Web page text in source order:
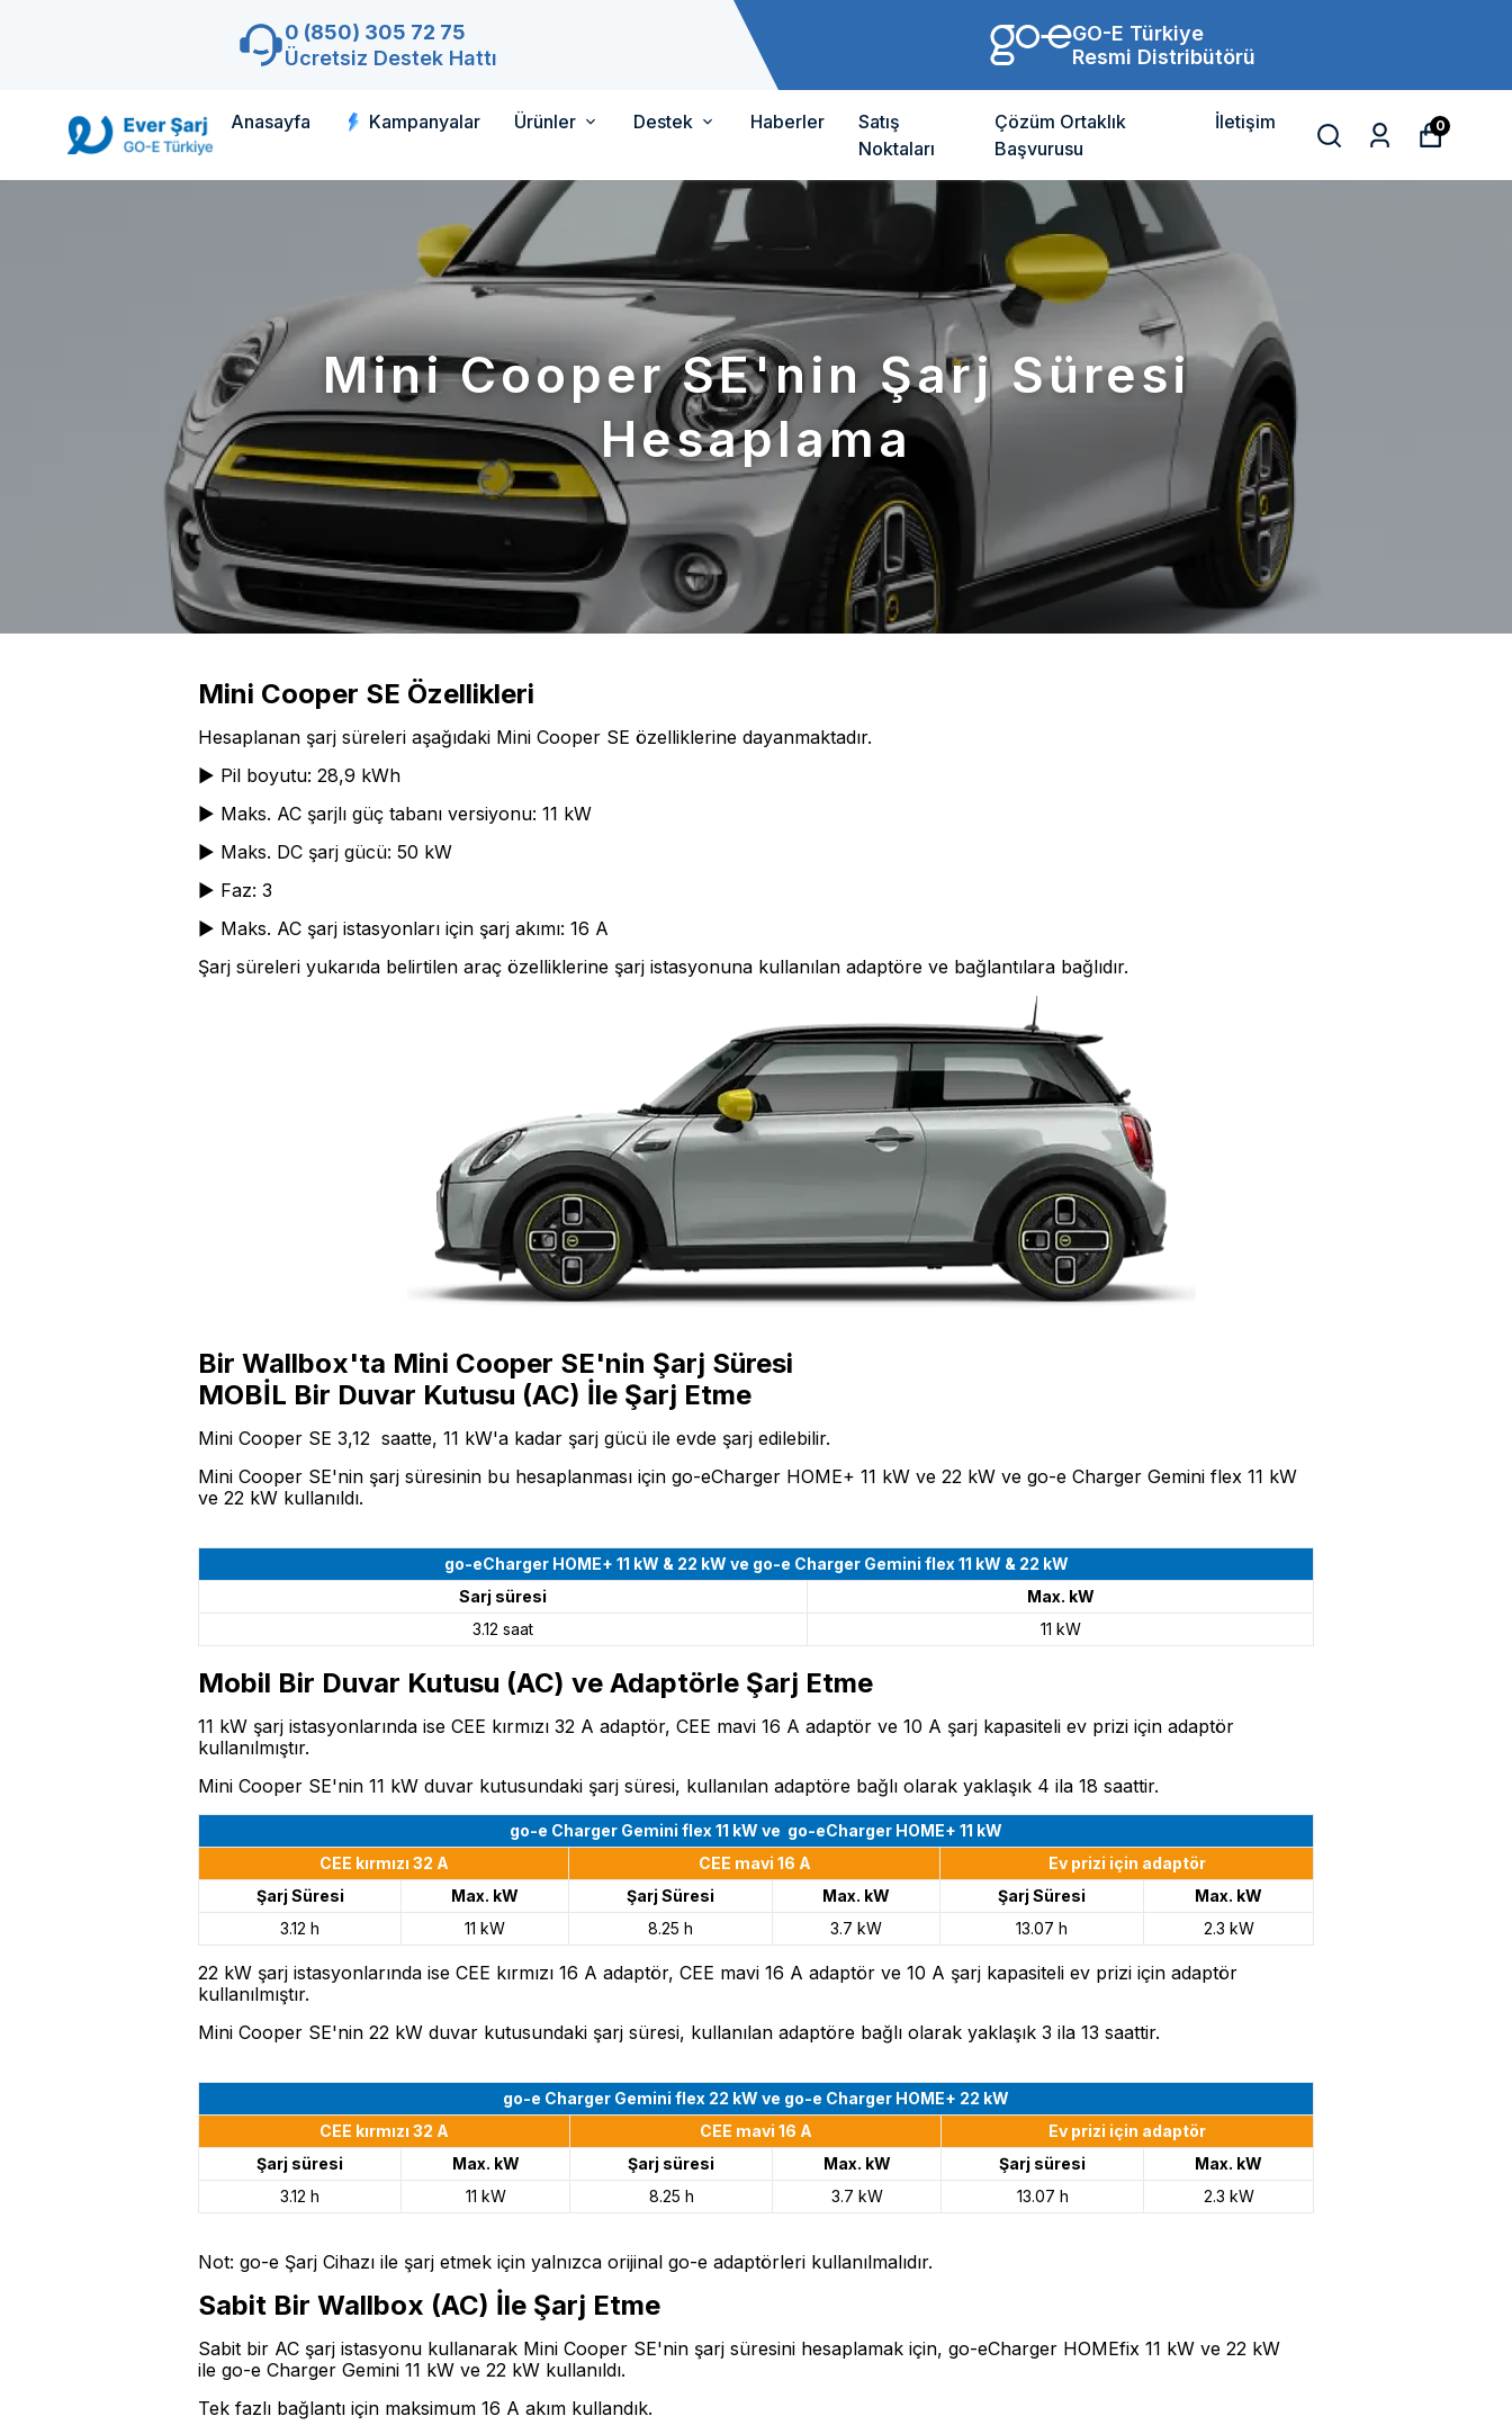
0 (850) 305 72 75
Ücretsiz Destek Hattı
GO-E Türkiye
Resmi Distribütörü
Anasayfa Kampanyalar Ürünler Destek Haberler
Satış
Noktaları
Çözüm Ortaklık
Başvurusu
İletişim 0
Mini Cooper SE'nin Şarj Süresi
Hesaplama
Mini Cooper SE Özellikleri
Hesaplanan şarj süreleri aşağıdaki Mini Cooper SE özelliklerine dayanmaktadır.
► Pil boyutu: 28,9 kWh
► Maks. AC şarjlı güç tabanı versiyonu: 11 kW
► Maks. DC şarj gücü: 50 kW
► Faz: 3
► Maks. AC şarj istasyonları için şarj akımı: 16 A
Şarj süreleri yukarıda belirtilen araç özelliklerine şarj istasyonuna kullanılan adaptöre ve bağlantılara bağlıdır.
Bir Wallbox'ta Mini Cooper SE'nin Şarj Süresi
MOBİL Bir Duvar Kutusu (AC) İle Şarj Etme
Mini Cooper SE 3,12 saatte, 11 kW'a kadar şarj gücü ile evde şarj edilebilir.
Mini Cooper SE'nin şarj süresinin bu hesaplanması için go-eCharger HOME+ 11 kW ve 22 kW ve go-e Charger Gemini flex 11 kW
ve 22 kW kullanıldı.
go-eCharger HOME+ 11 kW & 22 kW ve go-e Charger Gemini flex 11 kW & 22 kW
Sarj süresi
Max. kW
3.12 saat
11 kW
Mobil Bir Duvar Kutusu (AC) ve Adaptörle Şarj Etme
11 kW şarj istasyonlarında ise CEE kırmızı 32 A adaptör, CEE mavi 16 A adaptör ve 10 A şarj kapasiteli ev prizi için adaptör
kullanılmıştır.
Mini Cooper SE'nin 11 kW duvar kutusundaki şarj süresi, kullanılan adaptöre bağlı olarak yaklaşık 4 ila 18 saattir.
go-e Charger Gemini flex 11 kW ve go-eCharger HOME+ 11 kW
CEE kırmızı 32 A
CEE mavi 16 A
Ev prizi için adaptör
Şarj Süresi
Max. kW Şarj Süresi Max. kW Şarj Süresi
Max. kW
3.12 h
11 kW 8.25 h 3.7 kW 13.07 h 2.3 kW
22 kW şarj istasyonlarında ise CEE kırmızı 16 A adaptör, CEE mavi 16 A adaptör ve 10 A şarj kapasiteli ev prizi için adaptör
kullanılmıştır.
Mini Cooper SE'nin 22 kW duvar kutusundaki şarj süresi, kullanılan adaptöre bağlı olarak yaklaşık 3 ila 13 saattir.
go-e Charger Gemini flex 22 kW ve go-e Charger HOME+ 22 kW
CEE kırmızı 32 A
CEE mavi 16 A
Ev prizi için adaptör
Şarj süresi
Max. kW Şarj süresi Max. kW Şarj süresi
Max. kW
3.12 h
11 kW 8.25 h 3.7 kW 13.07 h 2.3 kW
Not: go-e Şarj Cihazı ile şarj etmek için yalnızca orijinal go-e adaptörleri kullanılmalıdır.
Sabit Bir Wallbox (AC) İle Şarj Etme
Sabit bir AC şarj istasyonu kullanarak Mini Cooper SE'nin şarj süresini hesaplamak için, go-eCharger HOMEfix 11 kW ve 22 kW
ile go-e Charger Gemini 11 kW ve 22 kW kullanıldı.
Tek fazlı bağlantı için maksimum 16 A akım kullandık.